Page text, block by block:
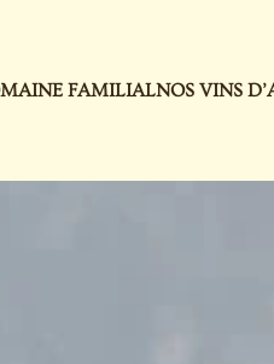
FAMILIALNOS VINS